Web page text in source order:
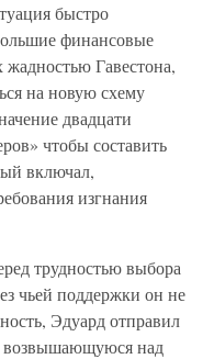
быстро
финансовые
жадностью Гавестона,
на новую схему
двадцати
чтобы составить
включал,
изгнания
трудностью выбора
чьей поддержки он не
Эдуард отправил
возвышающуюся над